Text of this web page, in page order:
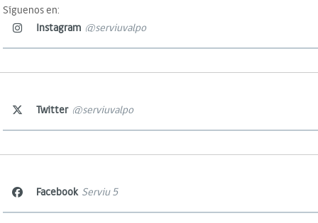
Síguenos en:
Instagram @serviuvalpo
Twitter @serviuvalpo
Facebook Serviu 5